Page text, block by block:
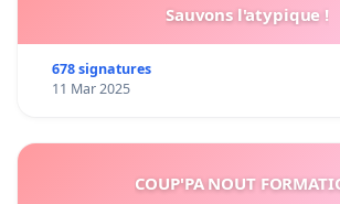
WE THE UNDERSIGNED RESIDENTS
demand the following changes from
mayors:
For existing contracts, and subject to
, institute appropriate
Sauvons l'atypique !
678 signatures
11 Mar 2025
COUP'PA NOUT